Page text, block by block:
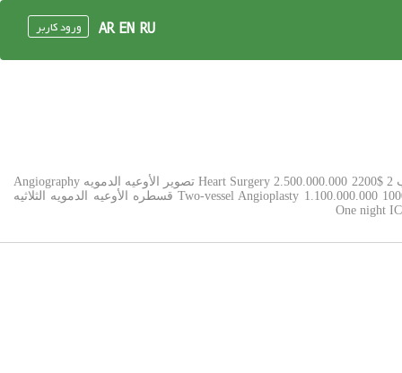
RU
EN
AR ورود کاربر
Compare Packages Cost In Different Countries Row اسم العمل OPERATION Amount/Rials Without insurance Amount/$ 1 جراحه القلب Heart Surgery 2.500.000.000 2200$ 2 تصویر الأوعیه الدمویه Angiography
300.000.000 300$ 3 قسطره الأوعیه الدمویه الفردیه One-vessel Angioplasty 800.000.000 700$ 4 قسطره الأوعیه الدمویه الهجینه Two-vessel Angioplasty 1.100.000.000 1000$ 5 قسطره الأوعیه الدمویه الثلاثیه